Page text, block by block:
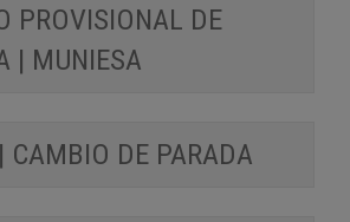
PROVISIONAL DE
| MUNIESA
CAMBIO DE PARADA